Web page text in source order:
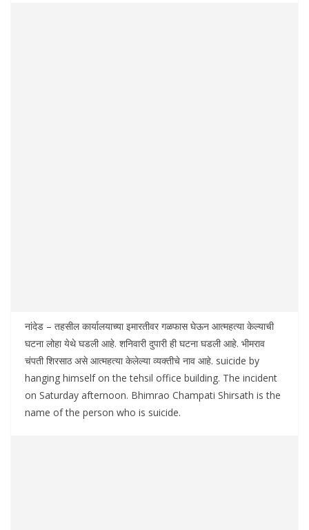
नांदेड – तहसील कार्यालयाच्या इमारतीवर गळफास घेऊन आत्महत्या केल्याची
घटना लोहा येथे घडली आहे. शनिवारी दुपारी ही घटना घडली आहे. भीमराव
चंपती शिरसाठ असे आत्महत्या केलेल्या व्यक्तीचे नाव आहे. suicide by
hanging himself on the tehsil office building. The incident
on Saturday afternoon. Bhimrao Champati Shirsath is the
name of the person who is suicide.